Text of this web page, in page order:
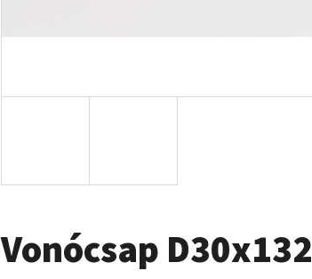
Vonócsap D30x132